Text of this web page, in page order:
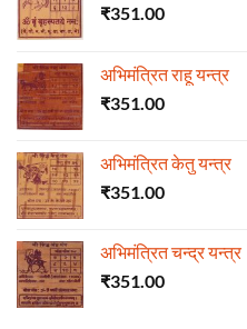
₹351.00
अभिमंत्रित राहू यन्त्र
₹351.00
अभिमंत्रित केतु यन्त्र
₹351.00
अभिमंत्रित चन्द्र यन्त्र
₹351.00